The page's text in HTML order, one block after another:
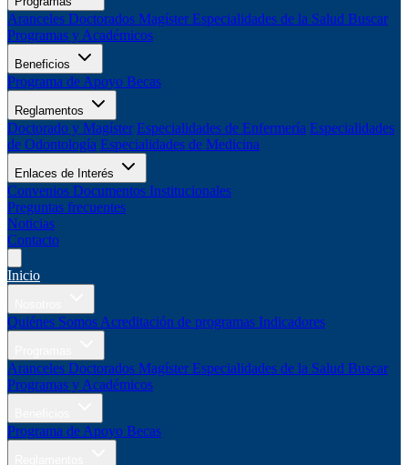
Aranceles Doctorados Magíster Especialidades de la Salud Buscar
Programas y Académicos
Beneficios
Programa de Apoyo Becas
Reglamentos
Doctorado y Magíster Especialidades de Enfermería Especialidades
de Odontología Especialidades de Medicina
Enlaces de Interés
Convenios Documentos Institucionales
Preguntas frecuentes
Noticias
Contacto
Inicio
Quiénes Somos Acreditación de programas Indicadores
Aranceles Doctorados Magíster Especialidades de la Salud Buscar
Programas y Académicos
Programa de Apoyo Becas